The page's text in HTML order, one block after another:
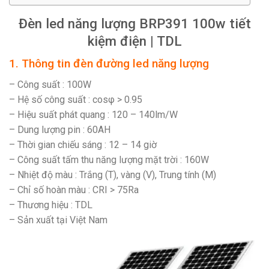
Đèn led năng lượng BRP391 100w tiết
kiệm điện | TDL
1. Thông tin đèn đường led năng lượng
– Công suất : 100W
– Hệ số công suất : cosφ > 0.95
– Hiệu suất phát quang : 120 – 140lm/W
– Dung lượng pin : 60AH
– Thời gian chiếu sáng : 12 – 14 giờ
– Công suất tấm thu năng lượng mặt trời : 160W
– Nhiệt độ màu : Trắng (T), vàng (V), Trung tính (M)
– Chỉ số hoàn màu : CRI > 75Ra
– Thương hiệu : TDL
– Sản xuất tại Việt Nam